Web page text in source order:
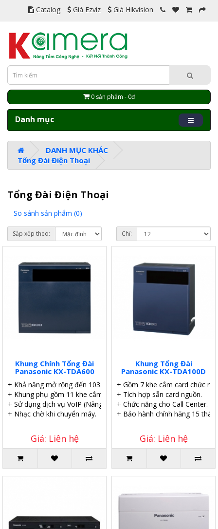
Catalog Giá Ezviz Giá Hikvision
0 sản phẩm - 0đ
Danh mục
DANH MỤC KHÁC
Tổng Đài Điện Thoại
Tổng Đài Điện Thoại
So sánh sản phẩm (0)
Sắp xếp theo: Chỉ:
Khung Chính Tổng Đài
Panasonic KX-TDA600
+ Khả năng mở rộng đến 1032 máy nhánh.
+ Khung phụ gồm 11 khe cắm.
+ Sử dụng dịch vụ VoIP (Nâng cấp Card).
+ Nhạc chờ khi chuyển máy.
Giá: Liên hệ
Khung Tổng Đài
Panasonic KX-TDA100D
+ Gồm 7 khe cắm card chức
+ Tích hợp sẵn card nguồn.
+ Chức năng cho Call Center.
+ Bảo hành chính hãng 15
Giá: Liên hệ